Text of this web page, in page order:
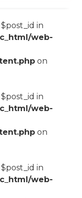
in
web-
on
in
web-
on
in
web-